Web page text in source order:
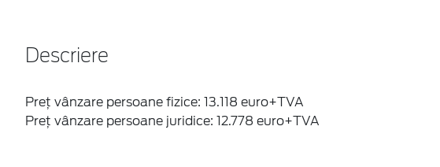
Descriere
Preț vânzare persoane fizice: 13.118 euro+TVA
Preț vânzare persoane juridice: 12.778 euro+TVA